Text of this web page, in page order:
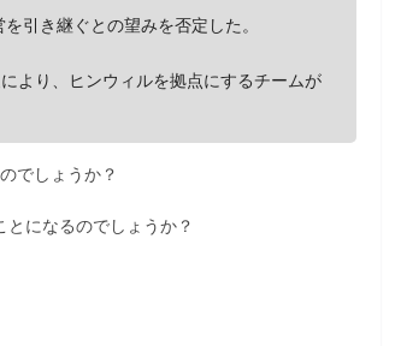
引き継ぐとの望みを否定した。
より、ヒンウィルを拠点にするチームが
でしょうか？
になるのでしょうか？